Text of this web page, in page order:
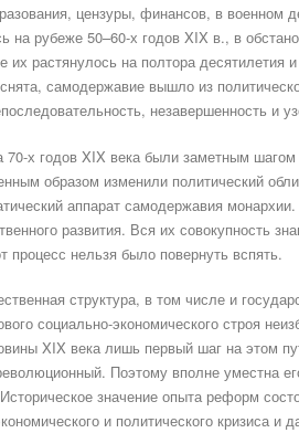
цензуры, финансов, в военном
на рубеже 50–60-х годов XIX в., в
их растянулось на полтора десятилетия
самодержавие вышло из
незавершенность и
х годов XIX века были заметным
образом изменили политический
аппарат самодержавия
развития. Вся их совокупность
процесс нельзя было повернуть вспять.
структура, в том числе и
социально-экономического строя
XIX века лишь первый шаг на этом
Поэтому вполне уместна
значение опыта реформ
и политического кризиса